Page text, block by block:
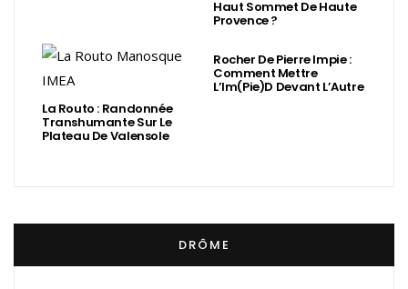
Haut Sommet De Haute
Provence ?
La Routo : Randonnée
Transhumante Sur Le
Plateau De Valensole
Rocher De Pierre Impie :
Comment Mettre
L’Im(Pie)d Devant L’Autre
DRÔME